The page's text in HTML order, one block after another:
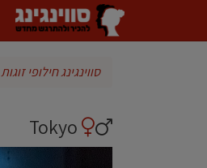
סווינגינג חילופי זוגות